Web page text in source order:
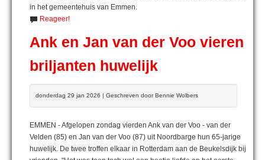
in het gemeentehuis van Emmen.
Reageer!
Ank en Jan van der Voo vieren
briljanten huwelijk
donderdag 29 jan 2026 | Geschreven door Bennie Wolbers
EMMEN - Afgelopen zondag vierden Ank van der Voo - van der
Velden (85) en Jan van der Voo (87) uit Noordbarge hun 65-jarige
huwelijk. De twee troffen elkaar in Rotterdam aan de Beukelsdijk bij